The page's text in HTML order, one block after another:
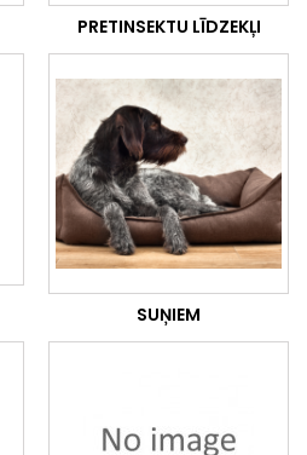
PRETINSEKTU LĪDZEKĻI
SUŅIEM